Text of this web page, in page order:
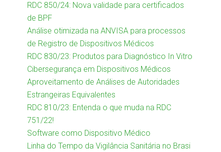
RDC 850/24: Nova validade para certificados
de BPF
Análise otimizada na ANVISA para processos
de Registro de Dispositivos Médicos
RDC 830/23: Produtos para Diagnóstico In Vitro
Cibersegurança em Dispositivos Médicos
Aproveitamento de Análises de Autoridades
Estrangeiras Equivalentes
RDC 810/23: Entenda o que muda na RDC
751/22!
Software como Dispositivo Médico
Linha do Tempo da Vigilância Sanitária no Brasi